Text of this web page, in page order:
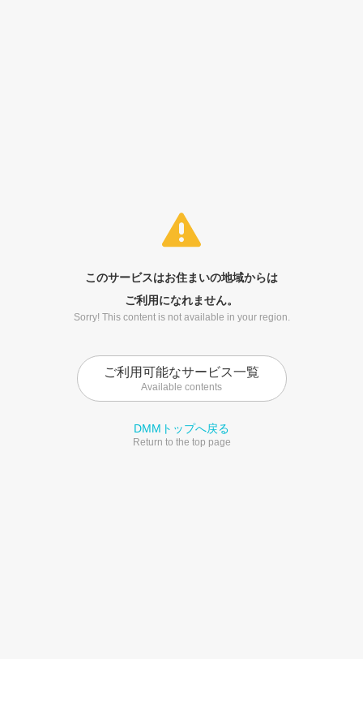
このサービスはお住まいの地域からは
ご利用になれません。
Sorry! This content is not available in your region.
ご利用可能なサービス一覧
Available contents
DMMトップへ戻る
Return to the top page